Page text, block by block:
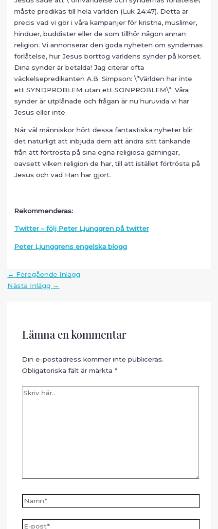
måste predikas till hela världen (Luk 24:47). Detta är
precis vad vi gör i våra kampanjer för kristna, muslimer,
hinduer, buddister eller de som tillhör någon annan
religion. Vi annonserar den goda nyheten om syndernas
förlåtelse, hur Jesus borttog världens synder på korset.
Dina synder är betalda! Jag citerar ofta
väckelsepredikanten A.B. Simpson: \”Världen har inte
ett SYNDPROBLEM utan ett SONPROBLEM\”. Våra
synder är utplånade och frågan är nu huruvida vi har
Jesus eller inte.
När väl människor hört dessa fantastiska nyheter blir
det naturligt att inbjuda dem att ändra sitt tänkande
från att förtrösta på sina egna religiösa gärningar,
oavsett vilken religion de har, till att istället förtrösta på
Jesus och vad Han har gjort.
Rekommenderas:
Twitter – följ Peter Ljunggren på twitter
Peter Ljunggrens engelska blogg
Inläggsnavigering
← Föregående Inlägg
Nästa Inlägg →
Lämna en kommentar
Din e-postadress kommer inte publiceras.
Obligatoriska fält är märkta *
Skriv
Namn*
E-